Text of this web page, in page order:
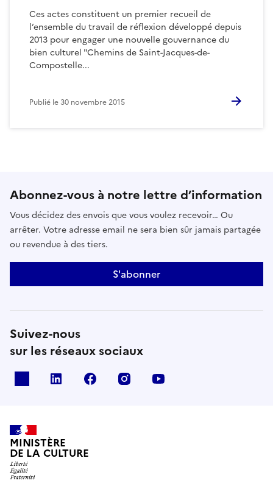
Ces actes constituent un premier recueil de
l’ensemble du travail de réflexion développé depuis
2013 pour engager une nouvelle gouvernance du
bien culturel "Chemins de Saint-Jacques-de-
Compostelle...
Publié le30 novembre 2015
Abonnez-vous à notre lettre d’information
Vous décidez des envois que vous voulez recevoir… Ou
arrêter. Votre adresse email ne sera bien sûr jamais partagée
ou revendue à des tiers.
S'abonner
Suivez-nous
sur les réseaux sociaux
linkedin facebook instagram
MINISTÈRE
DE LA CULTURE